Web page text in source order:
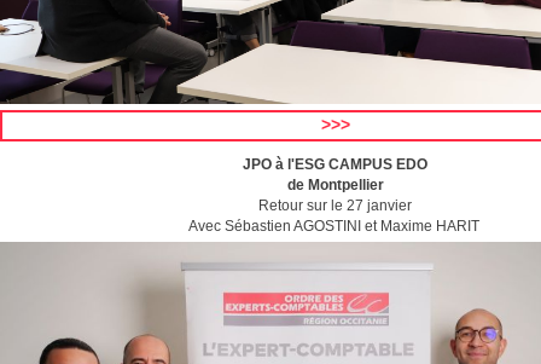
>>>
JPO à l'ESG CAMPUS EDO
de Montpellier
Retour sur le 27 janvier
Avec Sébastien AGOSTINI et Maxime HARIT